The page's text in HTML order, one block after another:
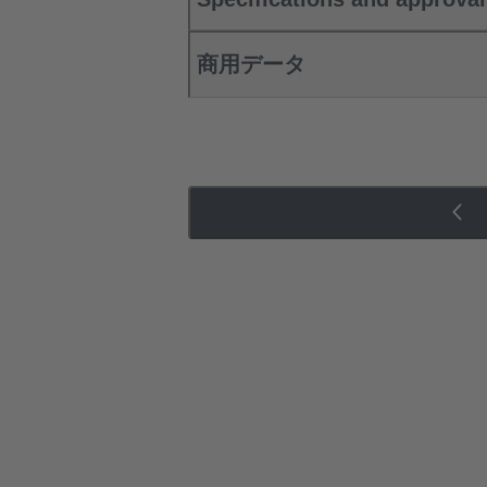
商用データ